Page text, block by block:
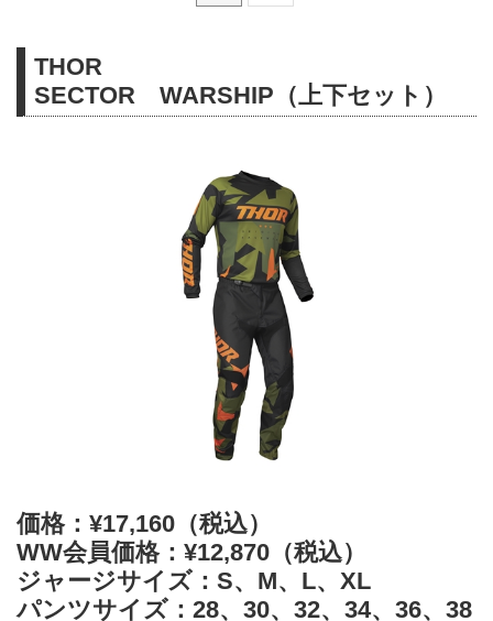
THOR
SECTOR WARSHIP（上下セット）
価格：¥17,160（税込）
WW会員価格：¥12,870（税込）
ジャージサイズ：S、M、L、XL
パンツサイズ：28、30、32、34、36、38